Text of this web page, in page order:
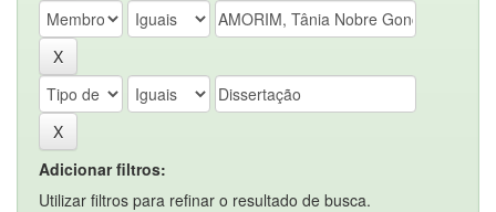
Adicionar filtros:
Utilizar filtros para refinar o resultado de busca.